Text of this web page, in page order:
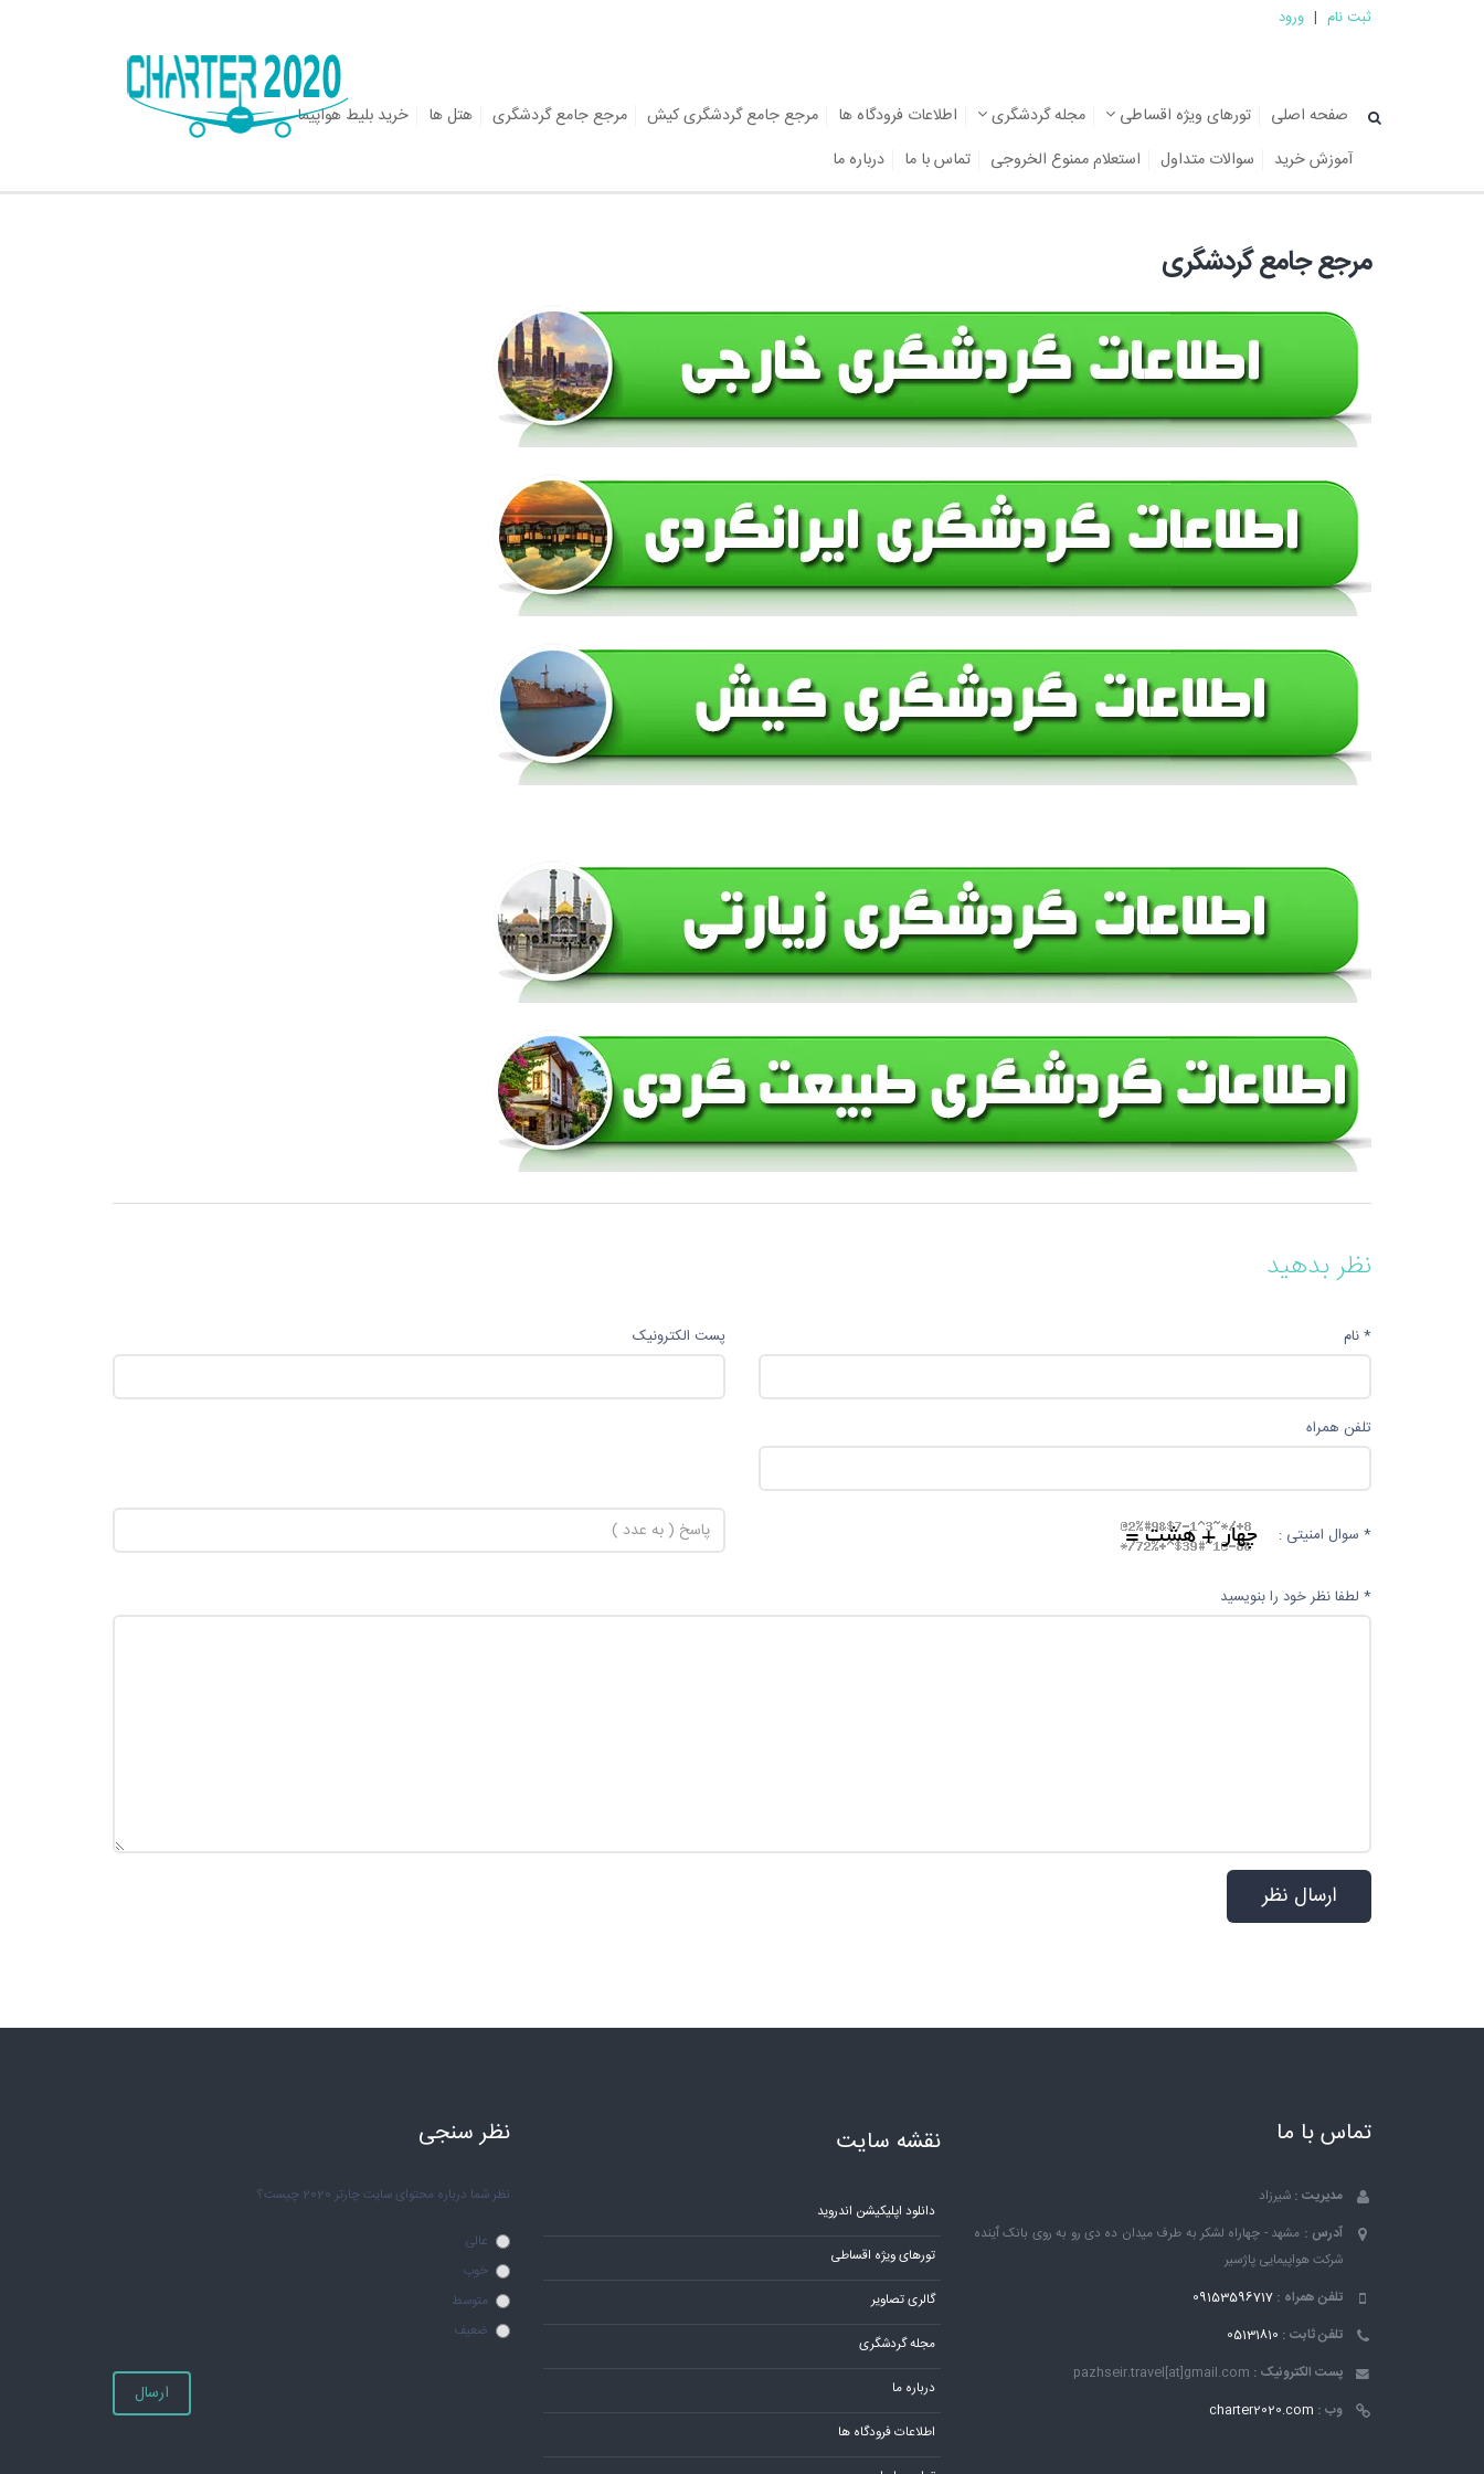
ثبت نام | ورود
صفحه اصلی تورهای ویژه اقساطی مجله گردشگری اطلاعات فرودگاه ها مرجع جامع گردشگری کیش مرجع جامع گردشگری هتل ها
خرید بلیط هواپیما
آموزش خرید
سوالات متداول استعلام ممنوع الخروجی تماس با ما درباره ما
مرجع جامع گردشگری
نظر بدهید
* نام پست الکترونیک
تلفن همراه
* سوال امنیتی :
* لطفا نظر خود را بنویسید
تماس با ما
مدیریت : شیرزاد
آدرس : مشهد - چهاراه لشکر به طرف میدان ده دی رو به روی بانک ٱینده
شرکت هواپیمایی پاژسیر
تلفن همراه : 09153596717
تلفن ثابت : 05131810
پست الکترونیک : pazhseir.travel[at]gmail.com
وب : charter2020.com
نقشه سایت
دانلود اپلیکیشن اندروید
تورهای ویژه اقساطی
گالری تصاویر
مجله گردشگری
درباره ما
اطلاعات فرودگاه ها
نظر سنجی
نظر شما درباره محتوای سایت چارتر 2020 چیست؟
عالی
خوب
متوسط
ضعیف
ارسال